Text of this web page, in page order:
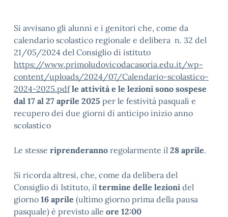
Si avvisano gli alunni e i genitori che, come da
calendario scolastico regionale e delibera n. 32 del
21/05/2024 del Consiglio di istituto
https://www.primoludovicodacasoria.edu.it/wp-
content/uploads/2024/07/Calendario-scolastico-
2024-2025.pdfle attività e le lezioni sono sospese
dal 17 al 27 aprile 2025 per le festività pasquali e
recupero dei due giorni di anticipo inizio anno
scolastico
Le stesse riprenderanno regolarmente il 28 aprile.
Si ricorda altresì, che, come da delibera del
Consiglio di Istituto, il termine delle lezioni del
giorno 16 aprile (ultimo giorno prima della pausa
pasquale) è previsto alle ore 12:00